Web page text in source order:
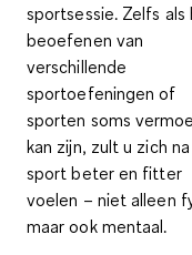
sportsessie. Zelfs als
beoefenen van
verschillende
sportoefeningen of
sporten soms
kan zijn, zult u zich
sport beter en fitter
voelen – niet alleen
maar ook mentaal.